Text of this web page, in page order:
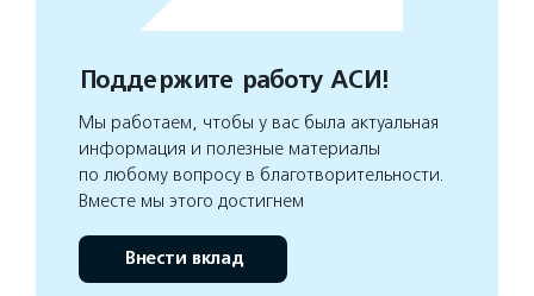
Поддержите работу АСИ!
Мы работаем, чтобы у вас была актуальная
информация и полезные материалы
по любому вопросу в благотворительности.
Вместе мы этого достигнем
Внести вклад